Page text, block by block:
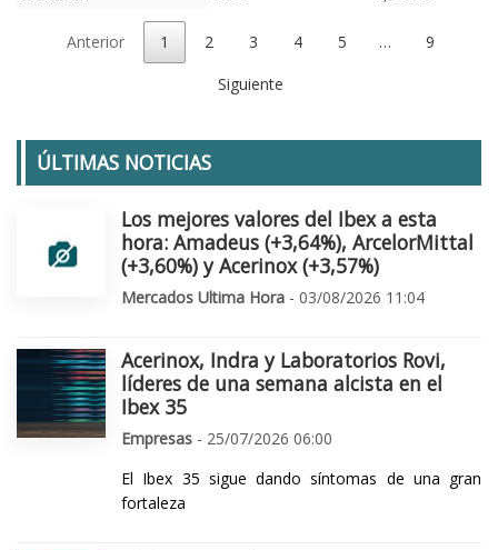
Anterior 1 2 3 4 5 …
9
Siguiente
ÚLTIMAS NOTICIAS
Los mejores valores del Ibex a esta
hora: Amadeus (+3,64%), ArcelorMittal
(+3,60%) y Acerinox (+3,57%)
Mercados Ultima Hora - 03/08/2026 11:04
Acerinox, Indra y Laboratorios Rovi,
líderes de una semana alcista en el
Ibex 35
Empresas - 25/07/2026 06:00
El Ibex 35 sigue dando síntomas de una gran
fortaleza